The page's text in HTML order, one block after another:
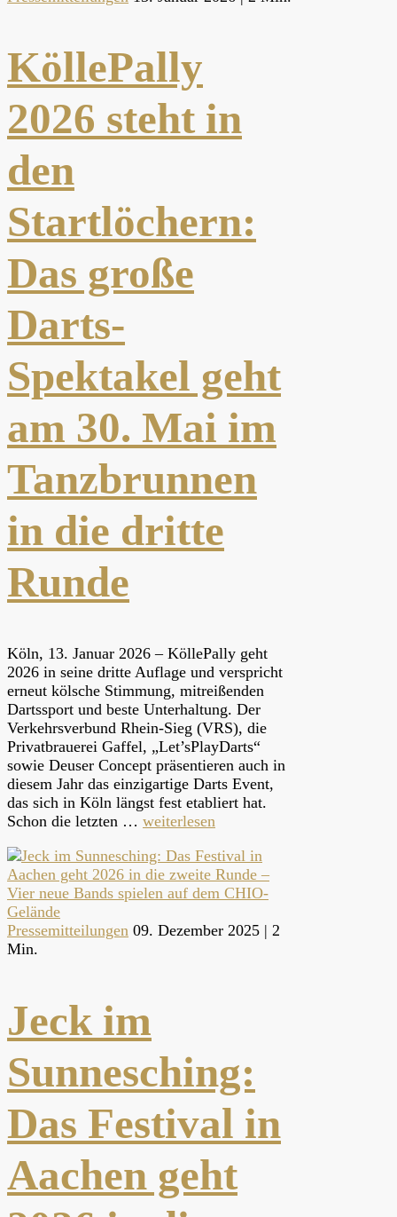
KöllePally
2026 steht in
den
Startlöchern:
Das große
Darts-
Spektakel geht
am 30. Mai im
Tanzbrunnen
in die dritte
Runde
Köln, 13. Januar 2026 – KöllePally geht
2026 in seine dritte Auflage und verspricht
erneut kölsche Stimmung, mitreißenden
Dartssport und beste Unterhaltung. Der
Verkehrsverbund Rhein-Sieg (VRS), die
Privatbrauerei Gaffel, „Let’sPlayDarts“
sowie Deuser Concept präsentieren auch in
diesem Jahr das einzigartige Darts Event,
das sich in Köln längst fest etabliert hat.
Schon die letzten … weiterlesen
Pressemitteilungen 09. Dezember 2025 | 2
Min.
Jeck im
Sunnesching:
Das Festival in
Aachen geht